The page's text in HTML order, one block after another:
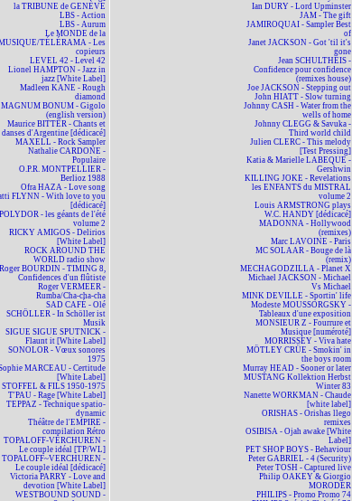
la TRIBUNE de GENÈVE
LBS - Action
LBS - Aurum
Le MONDE de la
TÉLÉRAMA - Les
copieurs
LEVEL 42 - Level 42
Lionel HAMPTON - Jazz in
jazz [White Label]
Madleen KANE - Rough
diamond
MAGNUM BONUM - Gigolo
(english version)
Maurice BITTER - Chants et
danses d'Argentine [dédicacé]
MAXELL - Rock Sampler
Nathalie CARDONE -
Populaire
O.P.R. MONTPELLIER -
Berlioz 1988
Ofra HAZA - Love song
FLYNN - With love to you
[dédicacé]
POLYDOR - les géants de l'été
volume 2
RICKY AMIGOS - Delirios
[White Label]
ROCK AROUND THE
WORLD radio show
Roger BOURDIN - TIMING 8,
Confidences d'un flûtiste
Roger VERMEER -
Rumba/Cha-cha-cha
SAD CAFÉ - Olé
SCHÖLLER - In Schöller ist
Musik
SIGUE SIGUE SPUTNICK -
Flaunt it [White Label]
SONOLOR - Vœux sonores
1975
MARCEAU - Certitude
[White Label]
STOFFEL & FILS 1950-1975
T'PAU - Rage [White Label]
TEPPAZ - Technique spatio-
dynamic
Théâtre de l'EMPIRE -
compilation Rétro
TOPALOFF-VERCHUREN -
Le couple idéal [TP/WL]
TOPALOFF~VERCHUREN -
Le couple idéal [dédicacé]
Victoria PARRY - Love and
devotion [White Label]
WESTBOUND SOUND -
Ian DURY - Lord Upminster
JAM - The gift
JAMIROQUAI - Sampler Best
of
Janet JACKSON - Got 'til it's
gone
Jean SCHULTHEIS -
Confidence pour confidence
(remixes house)
Joe JACKSON - Stepping out
John HIATT - Slow turning
Johnny CASH - Water from the
wells of home
Johnny CLEGG & Savuka -
Third world child
Julien CLERC - This melody
[Test Pressing]
Katia & Marielle LABEQUE -
Gershwin
KILLING JOKE - Revelations
les ENFANTS du MISTRAL
volume 2
Louis ARMSTRONG plays
W.C. HANDY [dédicacé]
MADONNA - Hollywood
(remixes)
Marc LAVOINE - Paris
MC SOLAAR - Bouge de là
(remix)
MECHAGODZILLA - Planet X
Michael JACKSON - Michael
Vs Michael
MINK DEVILLE - Sportin' life
Modeste MOUSSORGSKY -
Tableaux d'une exposition
MONSIEUR Z - Fourrure et
Musique [numéroté]
MORRISSEY - Viva hate
MÖTLEY CRÜE - Smokin' in
the boys room
Murray HEAD - Sooner or later
MUSTANG Kollektion Herbst
Winter 83
Nanette WORKMAN - Chaude
[white label]
ORISHAS - Orishas llego
remixes
OSIBISA - Ojah awake [White
Label]
PET SHOP BOYS - Behaviour
Peter GABRIEL - 4 (Security)
Peter TOSH - Captured live
Philip OAKEY & Giorgio
MORODER
PHILIPS - Promo Promo 74